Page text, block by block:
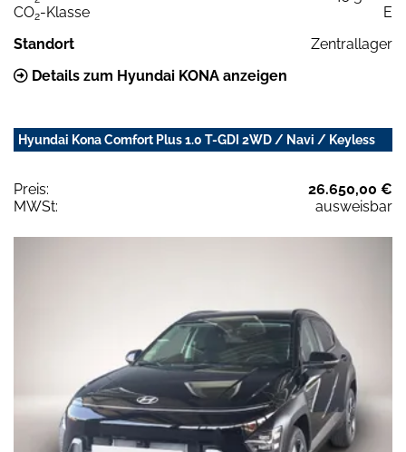
CO2-Klasse
E
Standort
Zentrallager
Details zum Hyundai KONA anzeigen
Hyundai Kona Comfort Plus 1.0 T-GDI 2WD / Navi / Keyless
Preis:
26.650,00 €
MWSt:
ausweisbar